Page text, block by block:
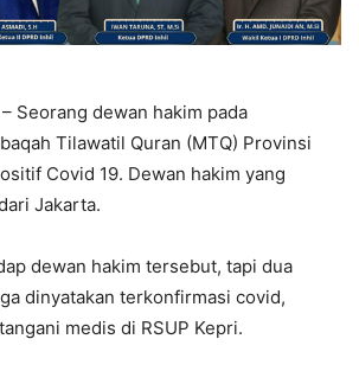
Seorang dewan hakim pada
Tilawatil Quran (MTQ) Provinsi
Covid 19. Dewan hakim yang
Jakarta.
dewan hakim tersebut, tapi dua
dinyatakan terkonfirmasi covid,
medis di RSUP Kepri.